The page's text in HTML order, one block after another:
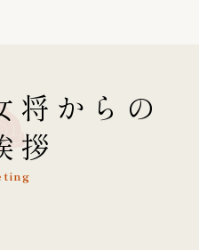
将からの
拶